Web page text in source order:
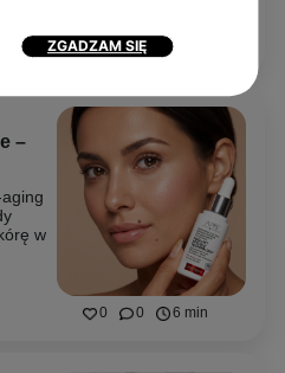
ZGADZAM SIĘ
3 0 7 min
0 0 6 min
–
w